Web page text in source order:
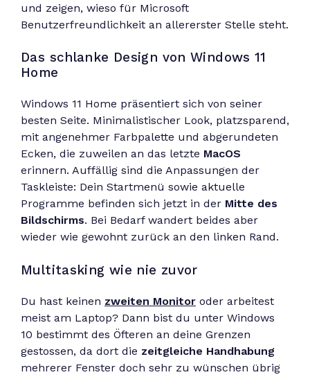
und zeigen, wieso für Microsoft
Benutzerfreundlichkeit an allererster Stelle steht.
Das schlanke Design von Windows 11
Home
Windows 11 Home präsentiert sich von seiner
besten Seite. Minimalistischer Look, platzsparend,
mit angenehmer Farbpalette und abgerundeten
Ecken, die zuweilen an das letzte MacOS
erinnern. Auffällig sind die Anpassungen der
Taskleiste: Dein Startmenü sowie aktuelle
Programme befinden sich jetzt in der Mitte des
Bildschirms. Bei Bedarf wandert beides aber
wieder wie gewohnt zurück an den linken Rand.
Multitasking wie nie zuvor
Du hast keinen zweiten Monitor oder arbeitest
meist am Laptop? Dann bist du unter Windows
10 bestimmt des Öfteren an deine Grenzen
gestossen, da dort die zeitgleiche Handhabung
mehrerer Fenster doch sehr zu wünschen übrig